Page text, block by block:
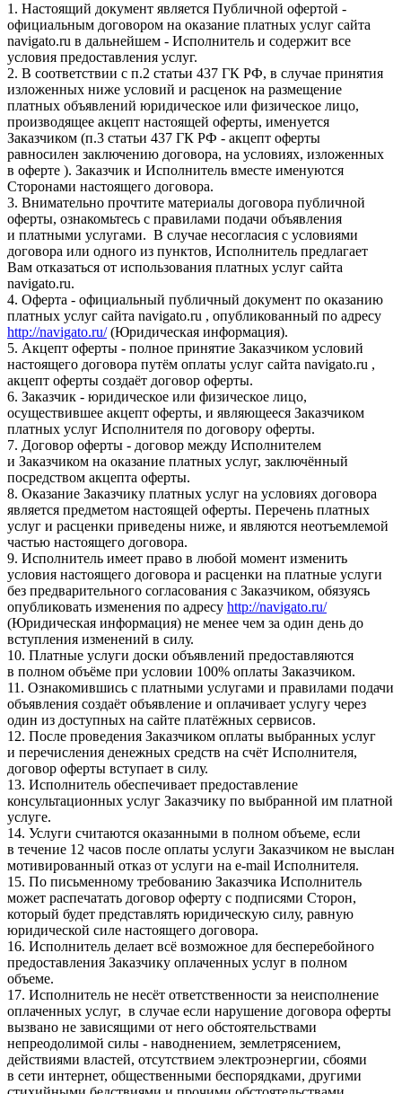
1. Настоящий документ является Публичной офертой -
официальным договором на оказание платных услуг сайта
navigato.ru в дальнейшем - Исполнитель и содержит все
условия предоставления услуг.
2. В соответствии с п.2 статьи 437 ГК РФ, в случае принятия
изложенных ниже условий и расценок на размещение
платных объявлений юридическое или физическое лицо,
производящее акцепт настоящей оферты, именуется
Заказчиком (п.3 статьи 437 ГК РФ - акцепт оферты
равносилен заключению договора, на условиях, изложенных
в оферте ). Заказчик и Исполнитель вместе именуются
Сторонами настоящего договора.
3. Внимательно прочтите материалы договора публичной
оферты, ознакомьтесь с правилами подачи объявления
и платными услугами. В случае несогласия с условиями
договора или одного из пунктов, Исполнитель предлагает
Вам отказаться от использования платных услуг сайта
navigato.ru.
4. Оферта - официальный публичный документ по оказанию
платных услуг сайта navigato.ru , опубликованный по адресу
http://navigato.ru/(Юридическая информация).
5. Акцепт оферты - полное принятие Заказчиком условий
настоящего договора путём оплаты услуг сайта navigato.ru ,
акцепт оферты создаёт договор оферты.
6. Заказчик - юридическое или физическое лицо,
осуществившее акцепт оферты, и являющееся Заказчиком
платных услуг Исполнителя по договору оферты.
7. Договор оферты - договор между Исполнителем
и Заказчиком на оказание платных услуг, заключённый
посредством акцепта оферты.
8. Оказание Заказчику платных услуг на условиях договора
является предметом настоящей оферты. Перечень платных
услуг и расценки приведены ниже, и являются неотъемлемой
частью настоящего договора.
9. Исполнитель имеет право в любой момент изменить
условия настоящего договора и расценки на платные услуги
без предварительного согласования с Заказчиком, обязуясь
опубликовать изменения по адресу http://navigato.ru/
(Юридическая информация) не менее чем за один день до
вступления изменений в силу.
10. Платные услуги доски объявлений предоставляются
в полном объёме при условии 100% оплаты Заказчиком.
11. Ознакомившись с платными услугами и правилами подачи
объявления создаёт объявление и оплачивает услугу через
один из доступных на сайте платёжных сервисов.
12. После проведения Заказчиком оплаты выбранных услуг
и перечисления денежных средств на счёт Исполнителя,
договор оферты вступает в силу.
13. Исполнитель обеспечивает предоставление
консультационных услуг Заказчику по выбранной им платной
услуге.
14. Услуги считаются оказанными в полном объеме, если
в течение 12 часов после оплаты услуги Заказчиком не выслан
мотивированный отказ от услуги на e-mail Исполнителя.
15. По письменному требованию Заказчика Исполнитель
может распечатать договор оферту с подписями Сторон,
который будет представлять юридическую силу, равную
юридической силе настоящего договора.
16. Исполнитель делает всё возможное для бесперебойного
предоставления Заказчику оплаченных услуг в полном
объеме.
17. Исполнитель не несёт ответственности за неисполнение
оплаченных услуг, в случае если нарушение договора оферты
вызвано не зависящими от него обстоятельствами
непреодолимой силы - наводнением, землетрясением,
действиями властей, отсутствием электроэнергии, сбоями
в сети интернет, общественными беспорядками, другими